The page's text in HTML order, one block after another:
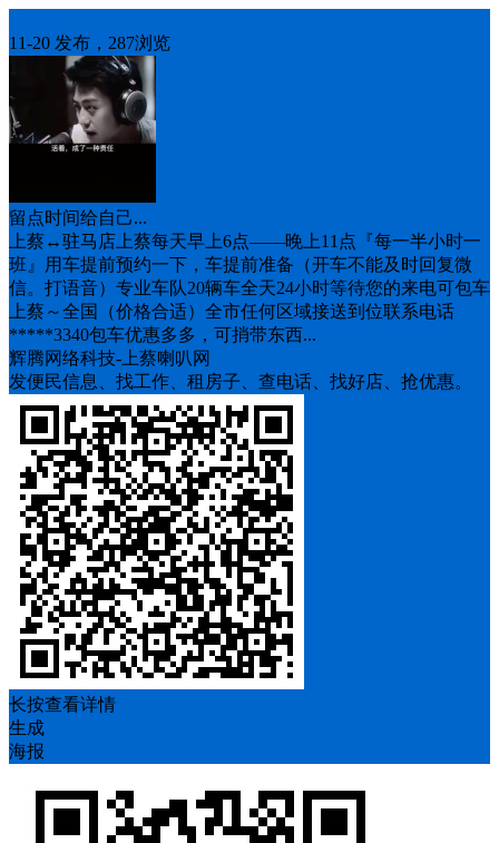
11-20 发布，287浏览
留点时间给自己...
上蔡↔️驻马店上蔡每天早上6点——晚上11点『每一半小时一
班』用车提前预约一下，车提前准备（开车不能及时回复微
信。打语音）专业车队20辆车全天24小时等待您的来电可包车
上蔡～全国（价格合适）全市任何区域接送到位联系电话
*****3340包车优惠多多，可捎带东西...
辉腾网络科技-上蔡喇叭网
发便民信息、找工作、租房子、查电话、找好店、抢优惠。
长按查看详情
生成
海报